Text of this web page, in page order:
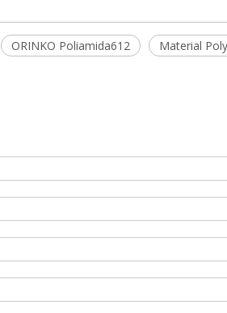
ORINKO Poliamida612 Material